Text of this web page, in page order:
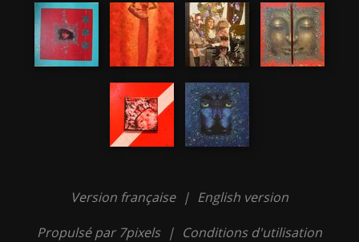
Version française | English version
Propulsé par 7pixels | Conditions d'utilisation